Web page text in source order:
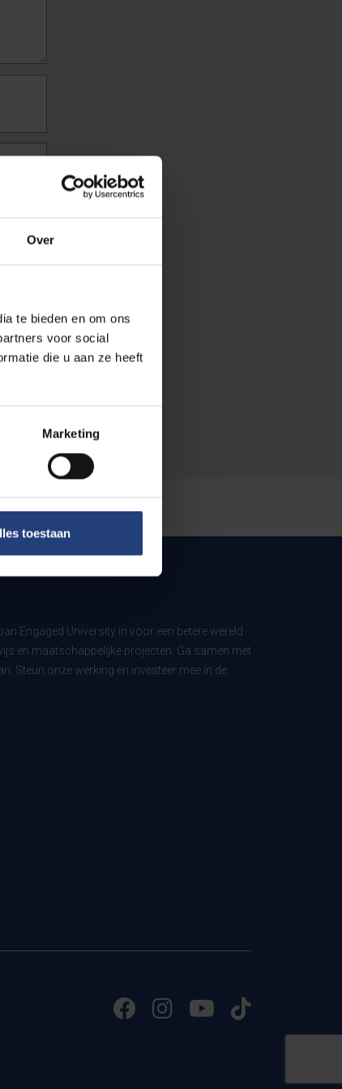
Over
te bieden en om ons
voor social
die u aan ze heeft
Marketing
toestaan
Engaged University in voor een betere wereld
en maatschappelijke projecten. Ga samen met
Steun onze werking en investeer mee in de